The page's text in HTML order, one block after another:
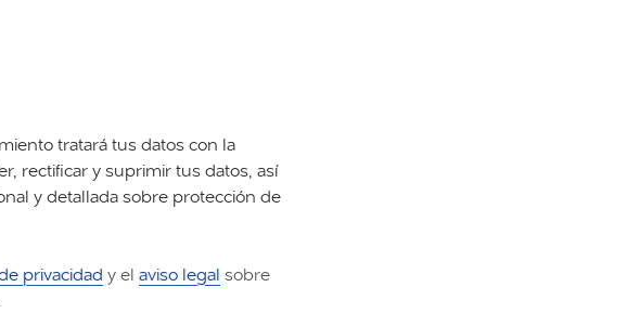
tratará tus datos con la
rectificar y suprimir tus datos, así
y detallada sobre protección de
privacidad y elaviso legal sobre